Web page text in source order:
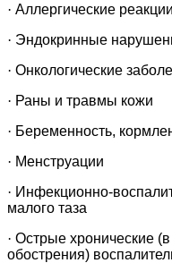
· Аллергические реакции
· Эндокринные
· Онкологические
· Раны и травмы кожи
· Беременность,
· Менструации
· Инфекционно-
малого таза
· Острые хронические
обострения)